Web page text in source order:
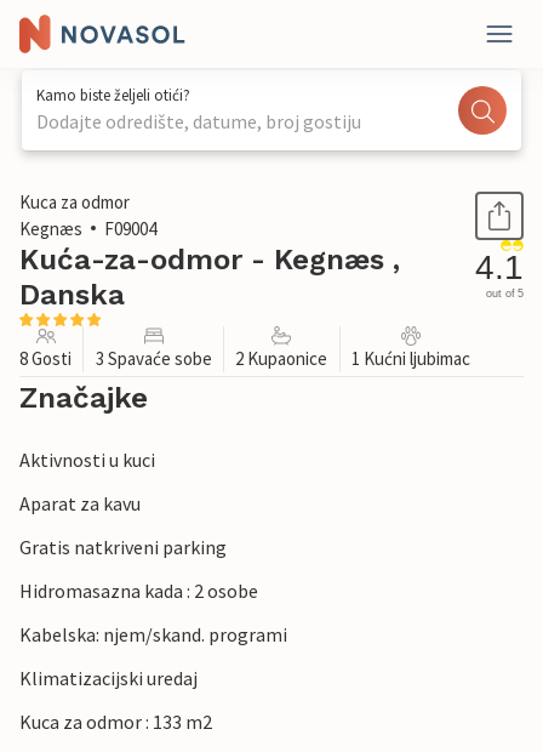
Kamo biste željeli otići?
Dodajte odredište, datume, broj gostiju
1 / 35
Kuca za odmor
Kegnæs
F09004
Kuća-za-odmor - Kegnæs ,
Danska
4.1
out of 5
8 Gosti 3 Spavaće sobe 2 Kupaonice 1 Kućni ljubimac
Značajke
Aktivnosti u kuci
Aparat za kavu
Gratis natkriveni parking
Hidromasazna kada : 2 osobe
Kabelska: njem/skand. programi
Klimatizacijski uredaj
Kuca za odmor : 133 m2